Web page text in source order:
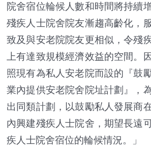
院舍宿位輪候人數和時間將持續
殘疾人士院舍院友漸趨高齡化，
致及與安老院院友更相似，令殘
上有達致規模經濟效益的空間。
照現有為私人安老院而設的『鼓
業內提供安老院舍院址計劃』，
出同類計劃，以鼓勵私人發展商
內興建殘疾人士院舍，期望長遠
疾人士院舍宿位的輪候情況。」